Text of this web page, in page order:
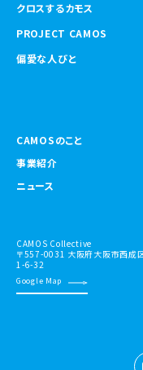
クロスするカモス
PROJECT CAMOS
偏愛な人びと
CAMOSのこと
事業紹介
ニュース
CAMOS Collective
〒557-0031 大阪府大阪市西成
1-6-32
Google Map